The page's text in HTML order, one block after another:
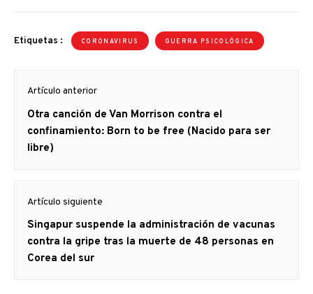
Etiquetas : CORONAVIRUS GUERRA PSICOLÓGICA
de
entradas
Artículo anterior
Artículo
anterior
Otra canción de Van Morrison contra el
confinamiento: Born to be free (Nacido para ser
libre)
Artículo siguiente
Artículo
siguiente:
Singapur suspende la administración de vacunas
contra la gripe tras la muerte de 48 personas en
Corea del sur